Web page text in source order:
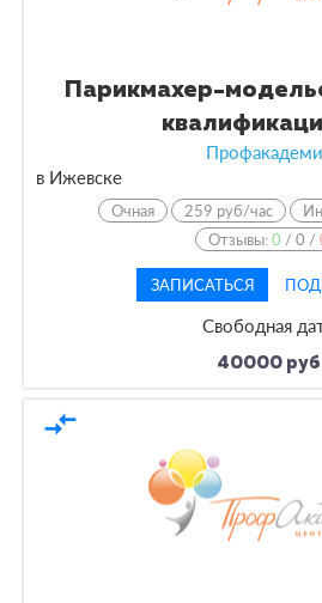
Парикмахер-
в Ижевске
Очная 259 руб/час
Отзывы:0 /0 /
ЗАПИСАТЬСЯ
Свободная
40000 руб
compare_arrows